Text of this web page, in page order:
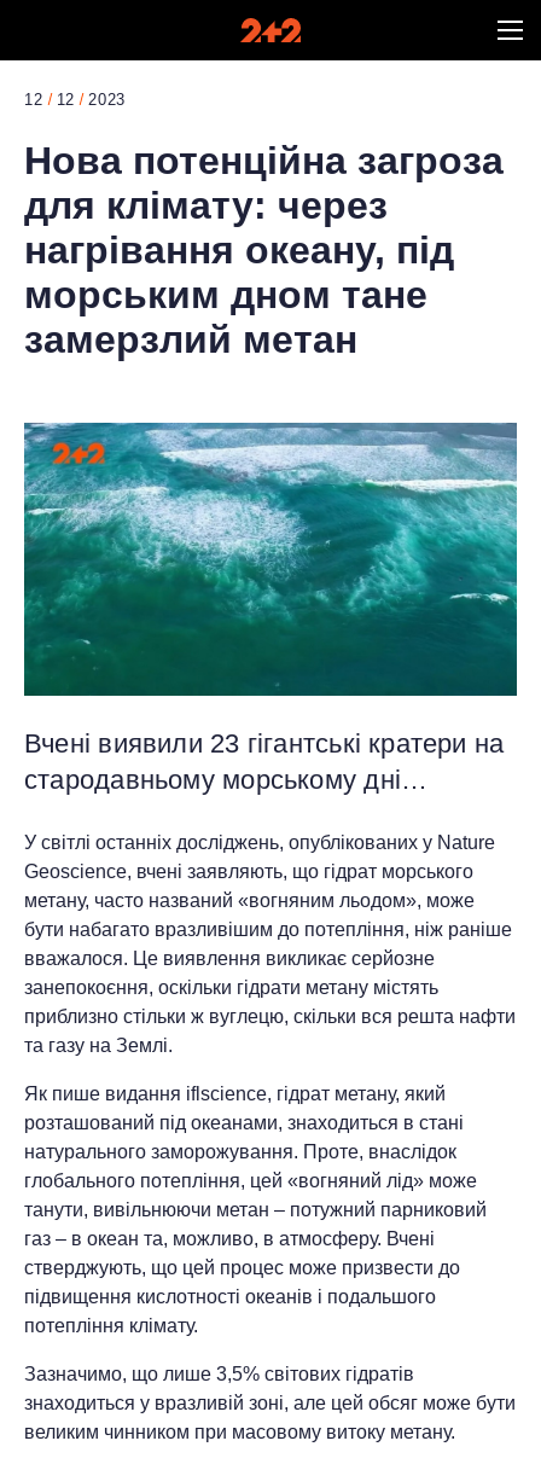
12 12 2023
Нова потенційна загроза
для клімату: через
нагрівання океану, під
морським дном тане
замерзлий метан
Вчені виявили 23 гігантські кратери на
стародавньому морському дні…
У світлі останніх досліджень, опублікованих у Nature
Geoscience, вчені заявляють, що гідрат морського
метану, часто названий «вогняним льодом», може
бути набагато вразливішим до потепління, ніж раніше
вважалося. Це виявлення викликає серйозне
занепокоєння, оскільки гідрати метану містять
приблизно стільки ж вуглецю, скільки вся решта нафти
та газу на Землі.
Як пише видання iflscience, гідрат метану, який
розташований під океанами, знаходиться в стані
натурального заморожування. Проте, внаслідок
глобального потепління, цей «вогняний лід» може
танути, вивільнюючи метан – потужний парниковий
газ – в океан та, можливо, в атмосферу. Вчені
стверджують, що цей процес може призвести до
підвищення кислотності океанів і подальшого
потепління клімату.
Зазначимо, що лише 3,5% світових гідратів
знаходиться у вразливій зоні, але цей обсяг може бути
великим чинником при масовому витоку метану.